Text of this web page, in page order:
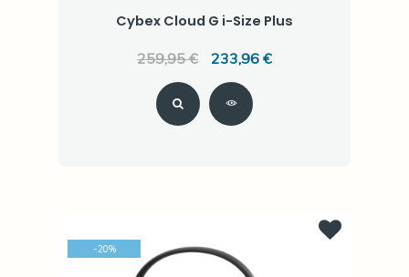
Cybex Cloud G i-Size Plus
259,95 € 233,96 €
-20%